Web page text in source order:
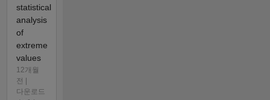
statistical
analysis
of
extreme
values
12개월
전 |
다운로드